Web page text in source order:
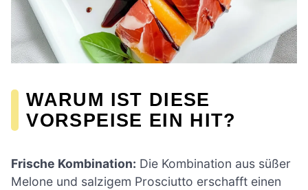
WARUM IST DIESE
VORSPEISE EIN HIT?
Frische Kombination: Die Kombination aus süßer
Melone und salzigem Prosciutto erschafft einen